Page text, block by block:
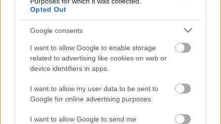
Opted Out
Google consents
I want to allow Google to enable storage
related to advertising like cookies on web or
device identifiers in apps.
I want to allow my user data to be sent to
Google for online advertising purposes.
I want to allow Google to send me